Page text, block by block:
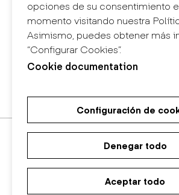
opciones de su consentimiento
momento visitando nuestra
Asimismo, puedes obtener más
“Configurar Cookies”.
Cookie documentation
Configuración de
Denegar todo
Aceptar todo
08017 Barcelona
+34 672 31 86 57
Eina Bosc
Carrer del Bosc, 2
+34 675 78 48 03